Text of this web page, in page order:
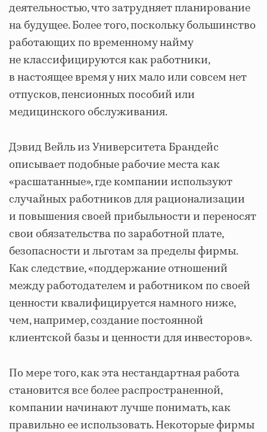
деятельностью, что затрудняет планирование
на будущее. Более того, поскольку большинство
работающих по временному найму
не классифицируются как работники,
в настоящее время у них мало или совсем нет
отпусков, пенсионных пособий или
медицинского обслуживания.
Дэвид Вейль из Университета Брандейс
описывает подобные рабочие места как
«расшатанные», где компании используют
случайных работников для рационализации
и повышения своей прибыльности и переносят
свои обязательства по заработной плате,
безопасности и льготам за пределы фирмы.
Как следствие, «поддержание отношений
между работодателем и работником по своей
ценности квалифицируется намного ниже,
чем, например, создание постоянной
клиентской базы и ценности для инвесторов».
По мере того, как эта нестандартная работа
становится все более распространенной,
компании начинают лучше понимать, как
правильно ее использовать. Некоторые фирмы